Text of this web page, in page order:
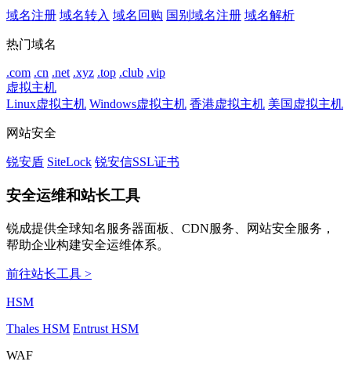
域名注册 域名转入 域名回购 国别域名注册 域名解析
热门域名
.com .cn .net .xyz .top .club .vip
虚拟主机
Linux虚拟主机 Windows虚拟主机 香港虚拟主机 美国虚拟主机
网站安全
锐安盾 SiteLock 锐安信SSL证书
安全运维和站长工具
锐成提供全球知名服务器面板、CDN服务、网站安全服务，
帮助企业构建安全运维体系。
前往站长工具 >
HSM
Thales HSM Entrust HSM
WAF